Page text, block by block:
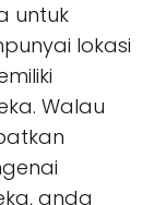
untuk
lokasi
Walau
anda